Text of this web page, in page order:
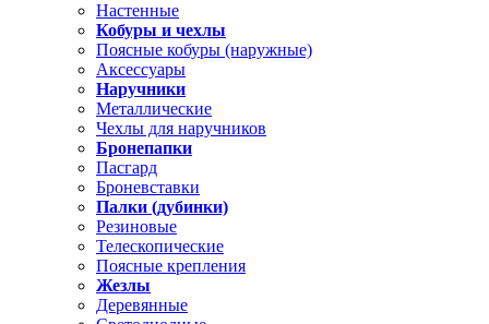
Настенные
Кобуры и чехлы
Поясные кобуры (наружные)
Аксессуары
Наручники
Металлические
Чехлы для наручников
Бронепапки
Пасгард
Броневставки
Палки (дубинки)
Резиновые
Телескопические
Поясные крепления
Жезлы
Деревянные